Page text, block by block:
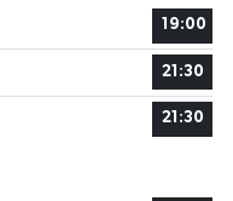
19:00
21:30
21:30